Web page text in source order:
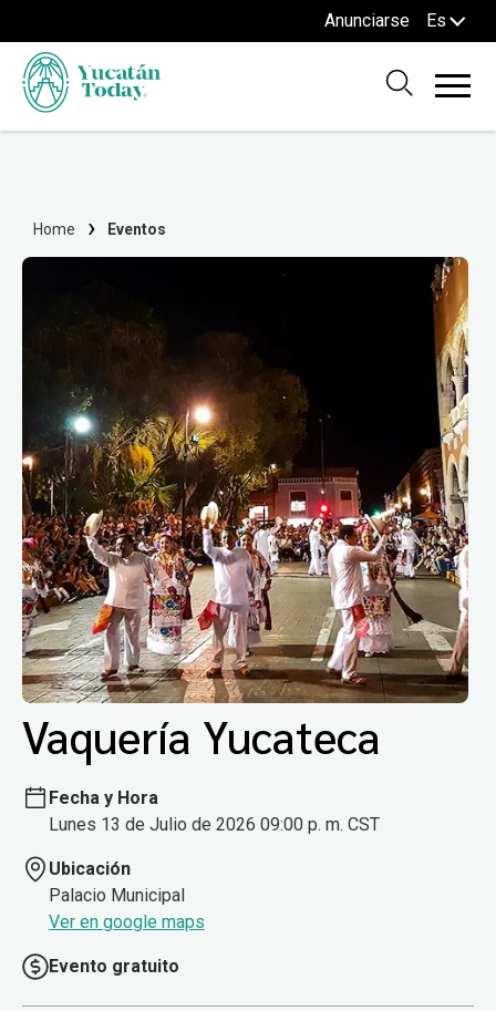
Anunciarse Es
Home Eventos
Vaquería Yucateca
Fecha y Hora
Lunes 13 de Julio de 2026 09:00 p. m. CST
Ubicación
Palacio Municipal
Ver en google maps
Evento gratuito